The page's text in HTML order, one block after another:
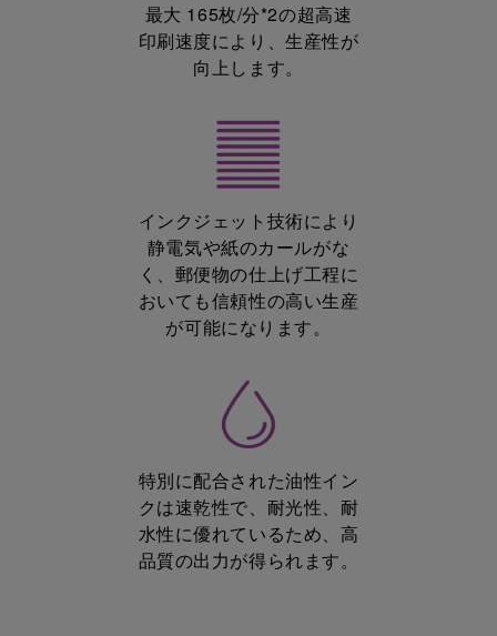
最大 165枚/分*2の超高速
印刷速度により、生産性が
向上します。
インクジェット技術により
静電気や紙のカールがな
く、郵便物の仕上げ工程に
おいても信頼性の高い生産
が可能になります。
特別に配合された油性イン
クは速乾性で、耐光性、耐
水性に優れているため、高
品質の出力が得られます。